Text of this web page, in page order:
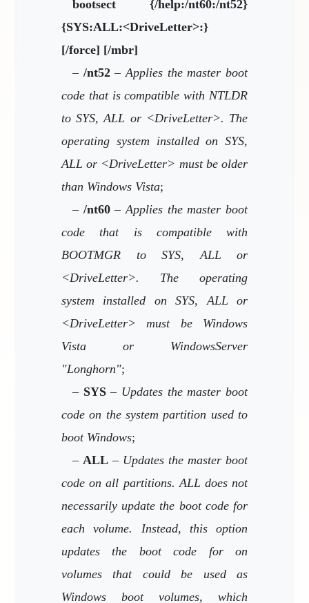
bootsect {/help:/nt60:/nt52}
{SYS:ALL:<DriveLetter>:}
[/force] [/mbr]
– /nt52–Applies the master boot
code that is compatible with NTLDR
to SYS, ALL or <DriveLetter>. The
operating system installed on SYS,
ALL or <DriveLetter> must be older
than Windows Vista;
– /nt60–Applies the master boot
code that is compatible with
BOOTMGR to SYS, ALL or
<DriveLetter>. The operating
system installed on SYS, ALL or
<DriveLetter> must be Windows
Vista or WindowsServer
"Longhorn";
– SYS– Updates the master boot
code on the system partition used to
boot Windows;
– ALL – Updates the master boot
code on all partitions. ALL does not
necessarily update the boot code for
each volume. Instead, this option
updates the boot code for on
volumes that could be used as
Windows boot volumes, which